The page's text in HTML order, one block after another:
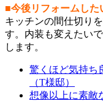
■今後リフォームした
キッチンの間仕切り
す。内装も変えたい
します。
驚くほど気持ち
（T様邸）
想像以上に素敵